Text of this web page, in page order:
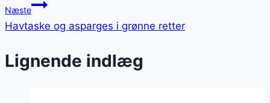
Næste
Havtaske og asparges i grønne retter
Lignende indlæg